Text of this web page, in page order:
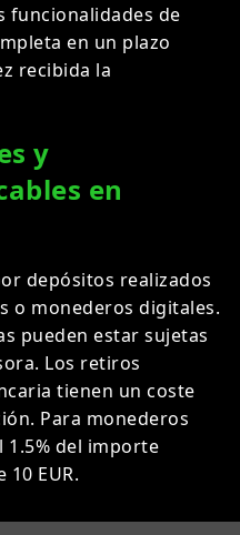
funcionalidades de
en un plazo
recibida la
y
en
depósitos realizados
o monederos digitales.
pueden estar sujetas
Los retiros
tienen un coste
Para monederos
1.5% del importe
EUR.